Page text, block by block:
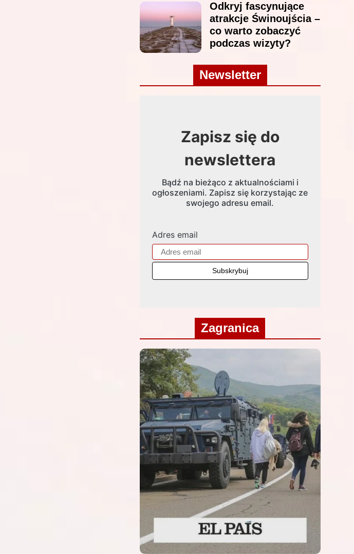
Odkryj fascynujące
atrakcje Świnoujścia –
co warto zobaczyć
podczas wizyty?
Newsletter
Zapisz się do
newslettera
Bądź na bieżąco z aktualnościami i
ogłoszeniami. Zapisz się korzystając ze
swojego adresu email.
Adres email
Zagranica